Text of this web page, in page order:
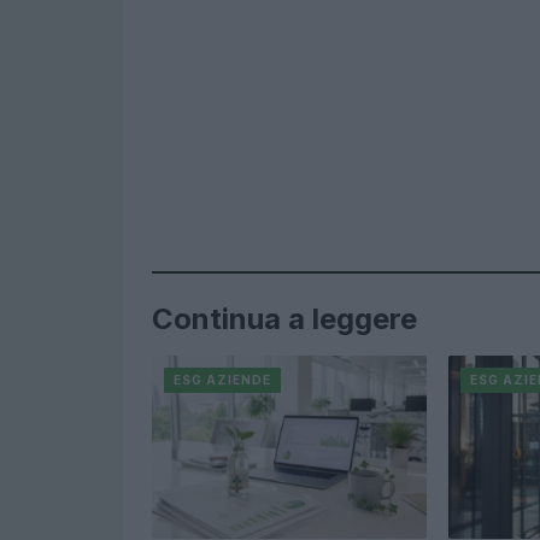
Continua a leggere
ESG AZIENDE ESG